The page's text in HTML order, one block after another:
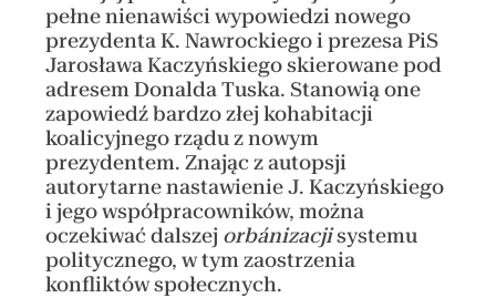
pełne nienawiści wypowiedzi nowego
prezydenta K. Nawrockiego i prezesa PiS
Jarosława Kaczyńskiego skierowane pod
adresem Donalda Tuska. Stanowią one
zapowiedź bardzo złej kohabitacji
koalicyjnego rządu z nowym
prezydentem. Znając z autopsji
autorytarne nastawienie J. Kaczyńskiego
i jego współpracowników, można
oczekiwać dalszej orbánizacjisystemu
politycznego, w tym zaostrzenia
konfliktów społecznych.